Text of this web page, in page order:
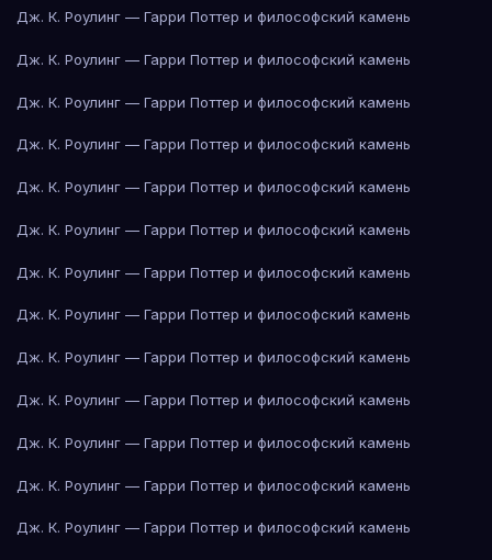
Дж. К. Роулинг — Гарри Поттер и философский камень
Дж. К. Роулинг — Гарри Поттер и философский камень
Дж. К. Роулинг — Гарри Поттер и философский камень
Дж. К. Роулинг — Гарри Поттер и философский камень
Дж. К. Роулинг — Гарри Поттер и философский камень
Дж. К. Роулинг — Гарри Поттер и философский камень
Дж. К. Роулинг — Гарри Поттер и философский камень
Дж. К. Роулинг — Гарри Поттер и философский камень
Дж. К. Роулинг — Гарри Поттер и философский камень
Дж. К. Роулинг — Гарри Поттер и философский камень
Дж. К. Роулинг — Гарри Поттер и философский камень
Дж. К. Роулинг — Гарри Поттер и философский камень
Дж. К. Роулинг — Гарри Поттер и философский камень